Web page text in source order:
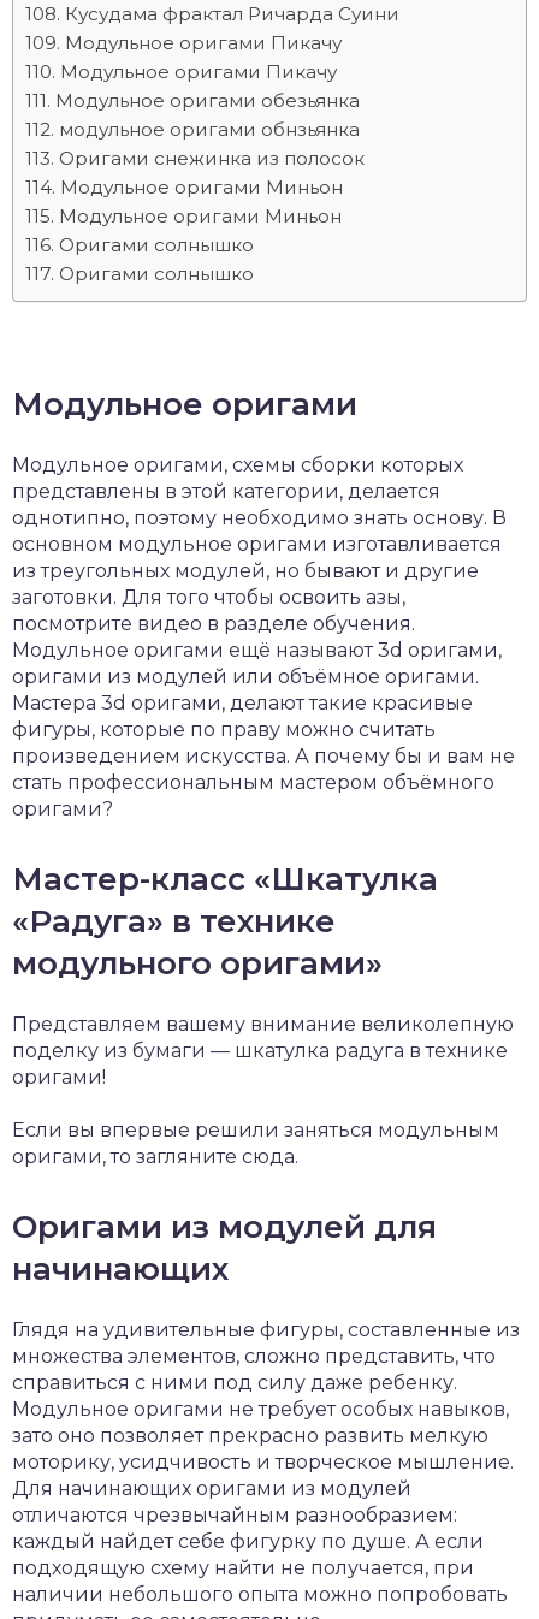
Кусудама фрактал Ричарда Суини
Модульное оригами Пикачу
Модульное оригами Пикачу
Модульное оригами обезьянка
модульное оригами обнзьянка
Оригами снежинка из полосок
Модульное оригами Миньон
Модульное оригами Миньон
Оригами солнышко
Оригами солнышко
Модульное оригами
Модульное оригами, схемы сборки которых
представлены в этой категории, делается
однотипно, поэтому необходимо знать основу. В
основном модульное оригами изготавливается
из треугольных модулей, но бывают и другие
заготовки. Для того чтобы освоить азы,
посмотрите видео в разделе обучения.
Модульное оригами ещё называют 3d оригами,
оригами из модулей или объёмное оригами.
Мастера 3d оригами, делают такие красивые
фигуры, которые по праву можно считать
произведением искусства. А почему бы и вам не
стать профессиональным мастером объёмного
оригами?
Мастер-класс «Шкатулка
«Радуга» в технике
модульного оригами»
Представляем вашему внимание великолепную
поделку из бумаги — шкатулка радуга в технике
оригами!
Если вы впервые решили заняться модульным
оригами, то загляните сюда.
Оригами из модулей для
начинающих
Глядя на удивительные фигуры, составленные из
множества элементов, сложно представить, что
справиться с ними под силу даже ребенку.
Модульное оригами не требует особых навыков,
зато оно позволяет прекрасно развить мелкую
моторику, усидчивость и творческое мышление.
Для начинающих оригами из модулей
отличаются чрезвычайным разнообразием:
каждый найдет себе фигурку по душе. А если
подходящую схему найти не получается, при
наличии небольшого опыта можно попробовать